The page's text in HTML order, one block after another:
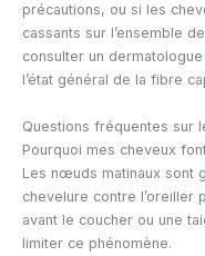
précautions, ou si les
cassants sur l’ensemble
consulter un
l’état général de la fibre
Questions fréquentes sur
Pourquoi mes cheveux
Les nœuds matinaux sont
chevelure contre l’oreiller
avant le coucher ou une
limiter ce phénomène.